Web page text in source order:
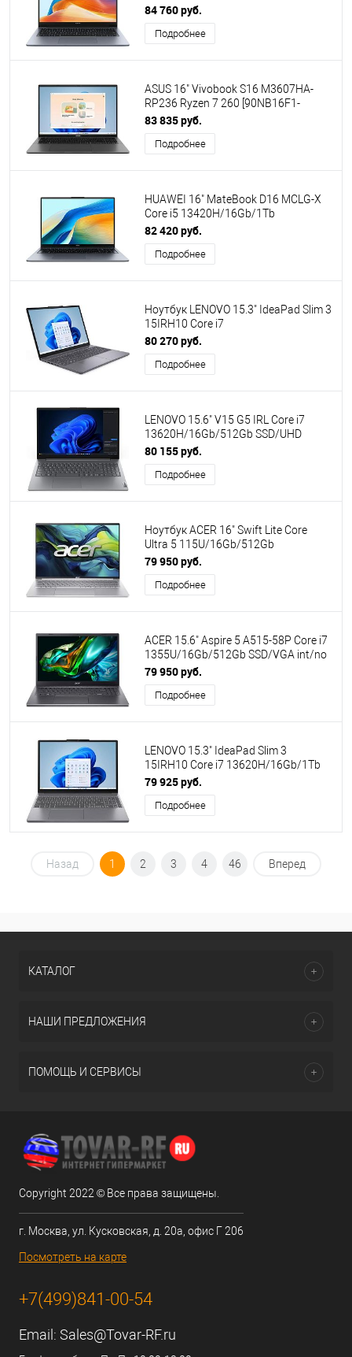
SSD/VGA/no OS/Gray (53014MUB)
(ПИ)
84 760 руб.
Подробнее
ASUS 16" Vivobook S16 M3607HA-
RP236 Ryzen 7 260 [90NB16F1-
M00EH0] [ПИ]
83 835 руб.
Подробнее
HUAWEI 16" MateBook D16 MCLG-X
Core i5 13420H/16Gb/1Tb
SSD/VGA/no OS/Gray (53014BUY)
(ПИ)
82 420 руб.
Подробнее
Ноутбук LENOVO 15.3" IdeaPad Slim 3
15IRH10 Core i7
13620H/16Gb/512Gb SSD/UHD/No
OS/Grey (83K10032RK) ПИ
80 270 руб.
Подробнее
LENOVO 15.6" V15 G5 IRL Core i7
13620H/16Gb/512Gb SSD/UHD
Graphics/no OS/Grey (83HF00EMIG)
ПИ
80 155 руб.
Подробнее
Ноутбук ACER 16" Swift Lite Core
Ultra 5 115U/16Gb/512Gb
SSD/Graphics/no OS/Silver
(NX.D3UCD.002)
79 950 руб.
Подробнее
ACER 15.6" Aspire 5 A515-58P Core i7
1355U/16Gb/512Gb SSD/VGA int/no
OS/Grey (NX.KHJER.007) (ПИ)
79 950 руб.
Подробнее
LENOVO 15.3" IdeaPad Slim 3
15IRH10 Core i7 13620H/16Gb/1Tb
SSD/UHD/No OS/Grey (83K100CSRM)
79 925 руб.
Подробнее
Назад 1 2 3 4 46 Вперед
КАТАЛОГ
НАШИ ПРЕДЛОЖЕНИЯ
ПОМОЩЬ И СЕРВИСЫ
Copyright 2022 © Все права защищены.
г. Москва, ул. Кусковская, д. 20а, офис Г 206
Посмотреть на карте
+7(499)841-00-54
Email: Sales@Tovar-RF.ru